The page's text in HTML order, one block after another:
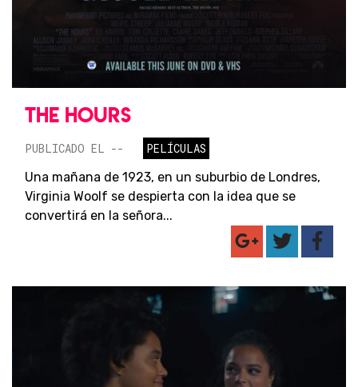
THE HOURS
PUBLICADO EL --
PELÍCULAS
Una mañana de 1923, en un suburbio de Londres,
Virginia Woolf se despierta con la idea que se
convertirá en la señora...